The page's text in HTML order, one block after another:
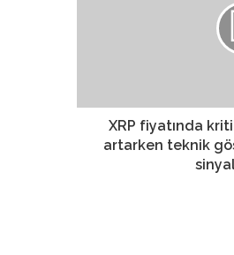
XRP fiyatında
artarken teknik